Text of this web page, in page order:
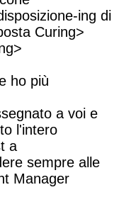
ing di
Curing>
ho più
a voi e
l'intero
a
sempre alle
Manager